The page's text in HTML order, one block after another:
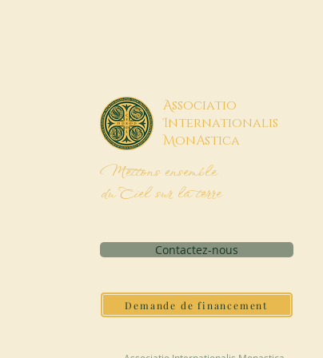
Associatio
Internationalis
MonAstica
Mettons ensemble
du Ciel sur la terre
Contactez-nous
Demande de financement